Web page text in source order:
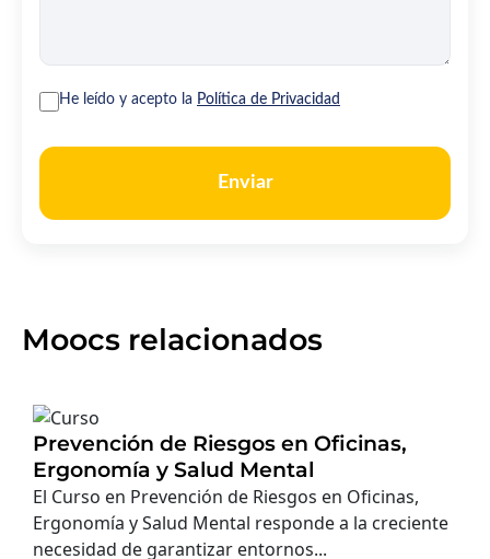
He leído y acepto la Política de Privacidad
Enviar
Moocs relacionados
Prevención de Riesgos en Oficinas,
Ergonomía y Salud Mental
El Curso en Prevención de Riesgos en Oficinas,
Ergonomía y Salud Mental responde a la creciente
necesidad de garantizar entornos...